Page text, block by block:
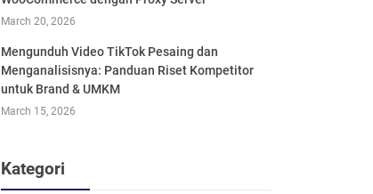
March 20, 2026
Mengunduh Video TikTok Pesaing dan
Menganalisisnya: Panduan Riset Kompetitor
untuk Brand & UMKM
March 15, 2026
Kategori